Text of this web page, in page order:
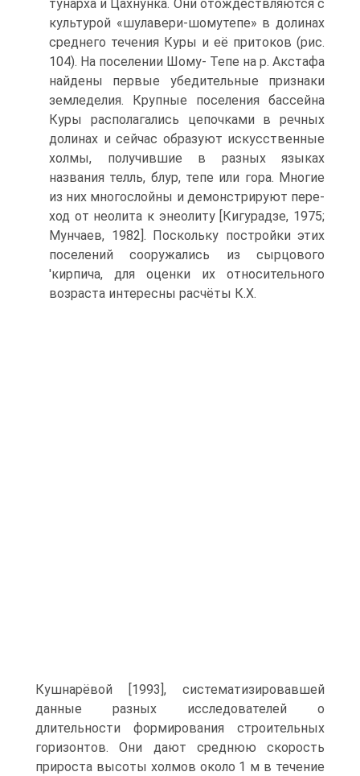
тунарха и Цахнунка. Они отождествляются с
культурой «шулавери-шомутепе» в долинах
среднего течения Куры и её притоков (рис.
104). На поселении Шому- Тепе на р. Акстафа
найдены первые убедительные признаки
земледелия. Круп­ные поселения бассейна
Куры располагались цепочками в речных
долинах и сейчас образуют искусственные
холмы, получившие в разных языках
названия телль, блур, тепе или гора. Многие
из них многослойны и демонстрируют пере­
ход от неолита к энеолиту [Кигурадзе, 1975;
Мунчаев, 1982]. Поскольку по­стройки этих
поселений сооружались из сырцового
'кирпича, для оценки их от­носительного
возраста интересны расчёты К.Х.
Кушнарёвой [1993], системати­зировавшей
данные разных исследователей о
длительности формирования строительных
горизонтов. Они дают среднюю скорость
прироста высоты хол­мов около 1 м в течение